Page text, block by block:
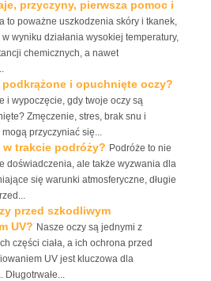
przyczyny, pierwsza pomoc i
to poważne uszkodzenia skóry i tkanek,
wyniku działania wysokiej temperatury,
chemicznych, a nawet
i opuchnięte oczy?
i wypoczęcie, gdy twoje oczy są
Zmęczenie, stres, brak snu i
przyczyniać się...
trakcie podróży? Podróże to nie
doświadczenia, ale także wyzwania dla
się warunki atmosferyczne, długie
przed szkodliwym
UV? Nasze oczy są jednymi z
części ciała, a ich ochrona przed
UV jest kluczowa dla